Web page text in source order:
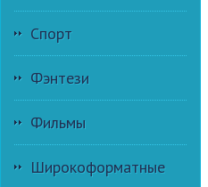
Спорт
Фэнтези
Фильмы
Широкоформатные